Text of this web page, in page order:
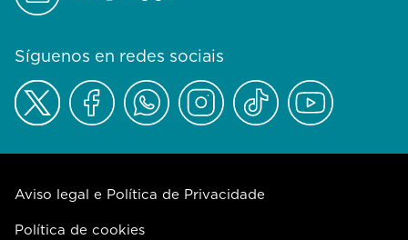
Síguenos en redes sociais
Aviso legal e Política de Privacidade
Política de cookies